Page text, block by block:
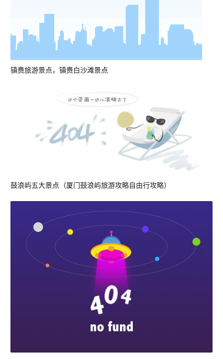
镇赉旅游景点，镇赉白沙滩景点
鼓浪屿五大景点（厦门鼓浪屿旅游攻略自由行攻略）